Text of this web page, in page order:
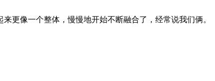
像一个整体，慢慢地开始不断融合了，经常说我们俩。